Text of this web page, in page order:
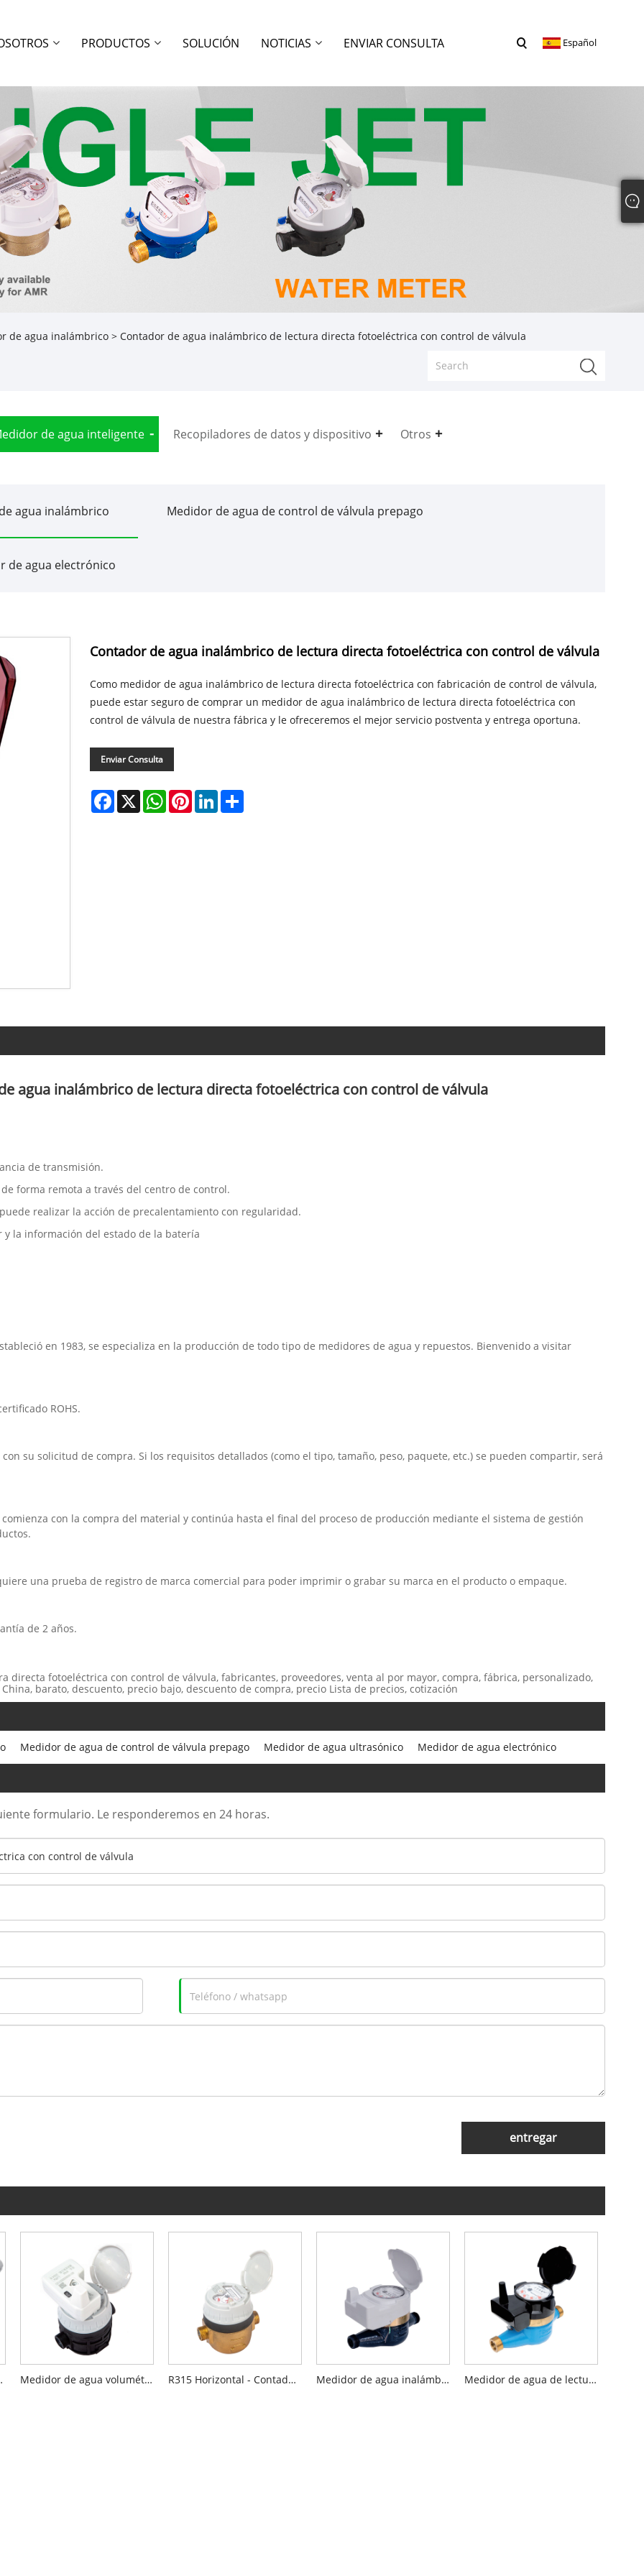
PRODUCTOS SOLUCIÓN NOTICIAS ENVIAR CONSULTA Español
de agua inalámbrico> Contador de agua inalámbrico de lectura directa fotoeléctrica con control de válvula
de agua inteligente Recopiladores de datos y dispositivo Otros
agua inalámbrico Medidor de agua de control de válvula prepago
de agua electrónico
Contador de agua inalámbrico de lectura directa fotoeléctrica con control de válvula
Como medidor de agua inalámbrico de lectura directa fotoeléctrica con fabricación de control de válvula,
puede estar seguro de comprar un medidor de agua inalámbrico de lectura directa fotoeléctrica con
control de válvula de nuestra fábrica y le ofreceremos el mejor servicio postventa y entrega oportuna.
Enviar Consulta
Facebook
X WhatsApp
PinterestLinkedIn
agua inalámbrico de lectura directa fotoeléctrica con control de válvula
de transmisión.
forma remota a través del centro de control.
realizar la acción de precalentamiento con regularidad.
la información del estado de la batería
estableció en 1983, se especializa en la producción de todo tipo de medidores de agua y repuestos. Bienvenido a visitar
ROHS.
su solicitud de compra. Si los requisitos detallados (como el tipo, tamaño, peso, paquete, etc.) se pueden compartir, será
con la compra del material y continúa hasta el final del proceso de producción mediante el sistema de gestión
una prueba de registro de marca comercial para poder imprimir o grabar su marca en el producto o empaque.
de 2 años.
fotoeléctrica con control de válvula, fabricantes, proveedores, venta al por mayor, compra, fábrica, personalizado,
barato, descuento, precio bajo, descuento de compra, precio Lista de precios, cotización
Medidor de agua de control de válvula prepago Medidor de agua ultrasónico Medidor de agua electrónico
formulario. Le responderemos en 24 horas.
entregar
aprobación MID Medidor de agua volumétrico con inductivo preequipado R315 Horizontal - Contador volumétrico de agua Medidor de agua inalámbrico inteligente Medidor de agua de lectura inalámbrico